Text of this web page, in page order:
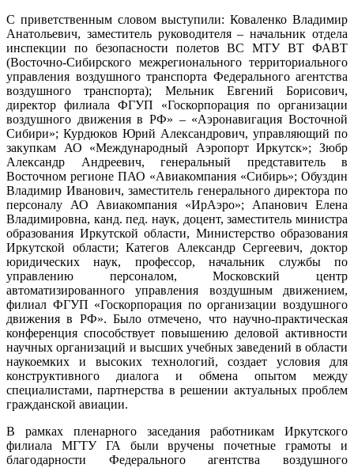
С приветственным словом выступили: Коваленко Владимир
Анатольевич, заместитель руководителя – начальник отдела
инспекции по безопасности полетов ВС МТУ ВТ ФАВТ
(Восточно-Сибирского межрегионального территориального
управления воздушного транспорта Федерального агентства
воздушного транспорта); Мельник Евгений Борисович,
директор филиала ФГУП «Госкорпорация по организации
воздушного движения в РФ» – «Аэронавигация Восточной
Сибири»; Курдюков Юрий Александрович, управляющий по
закупкам АО «Международный Аэропорт Иркутск»; Зюбр
Александр Андреевич, генеральный представитель в
Восточном регионе ПАО «Авиакомпания «Сибирь»; Обуздин
Владимир Иванович, заместитель генерального директора по
персоналу АО Авиакомпания «ИрАэро»; Апанович Елена
Владимировна, канд. пед. наук, доцент, заместитель министра
образования Иркутской области, Министерство образования
Иркутской области; Категов Александр Сергеевич, доктор
юридических наук, профессор, начальник службы по
управлению персоналом, Московский центр
автоматизированного управления воздушным движением,
филиал ФГУП «Госкорпорация по организации воздушного
движения в РФ». Было отмечено, что научно-практическая
конференция способствует повышению деловой активности
научных организаций и высших учебных заведений в области
наукоемких и высоких технологий, создает условия для
конструктивного диалога и обмена опытом между
специалистами, партнерства в решении актуальных проблем
гражданской авиации.
В рамках пленарного заседания работникам Иркутского
филиала МГТУ ГА были вручены почетные грамоты и
благодарности Федерального агентства воздушного